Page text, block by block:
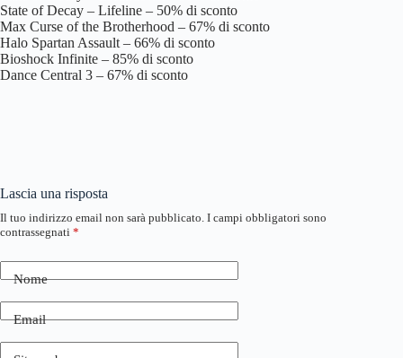
State of Decay – Lifeline – 50% di sconto
Max Curse of the Brotherhood – 67% di sconto
Halo Spartan Assault – 66% di sconto
Bioshock Infinite – 85% di sconto
Dance Central 3 – 67% di sconto
Lascia una risposta
Il tuo indirizzo email non sarà pubblicato. I campi obbligatori sono
contrassegnati *
Nome
Email